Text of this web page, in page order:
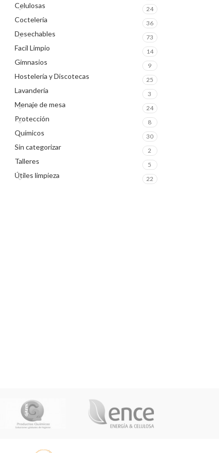
Celulosas 24
Coctelería 36
Desechables 73
Facil Limpio 14
Gimnasios 9
Hostelería y Discotecas 25
Lavandería 3
Menaje de mesa 24
Protección 8
Químicos 30
Sin categorizar 2
Talleres 5
Útiles limpieza 22